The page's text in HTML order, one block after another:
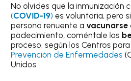
No olvides que la inmunización
(COVID-19) es voluntaria, pero
persona renuente avacunarse
padecimiento, coméntale los
proceso, según los Centros
Prevención de Enfermedades
Unidos.